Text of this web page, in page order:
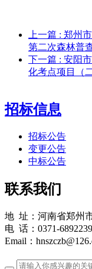
上一篇 : 郑州
第二次森林普
下一篇 : 安阳
化考点项目（
招标信息
招标公告
变更公告
中标公告
联系我们
地 址：河南省郑州
电 话：0371-
Email：